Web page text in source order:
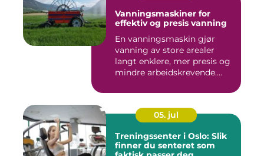
Vanningsmaskiner for
effektiv og presis vanning
En vanningsmaskin gjør
vanning av store arealer
langt enklere, mer presis og
mindre arbeidskrevende....
05. jul
Treningssenter i Oslo: Slik
finner du senteret som